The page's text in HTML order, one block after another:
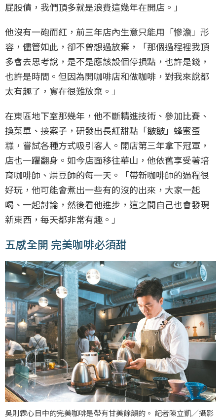
屁股債，我們頂多就是浪費這幾年在開店。」
他沒有一砲而紅，前三年店內生意只能用「慘澹」形
容，儘管如此，卻不曾想過放棄，「那個過程裡我頂
多會去思考說，是不是應該設個停損點，也許是錢，
也許是時間。但因為開咖啡店和做咖啡，對我來說都
太有趣了，實在很難放棄。」
在東區地下室那幾年，他不斷精進技術、參加比賽、
換菜單、接案子，研發出長紅甜點「皺皺」蜂蜜蛋
糕，嘗試各種方式吸引客人。開店第三年拿下冠軍，
店也一躍翻身。如今店面移往華山，他依舊享受著培
育咖啡師、烘豆師的每一天。「帶新咖啡師的過程很
好玩，他可能會煮出一些有的沒的出來，大家一起
喝、一起討論，然後看他進步，這之間自己也會發現
新東西，每天都非常有趣。」
五感全開 完美咖啡必須甜
吳則霖心目中的完美咖啡是帶有甘美餘韻的。 記者陳立凱／攝影